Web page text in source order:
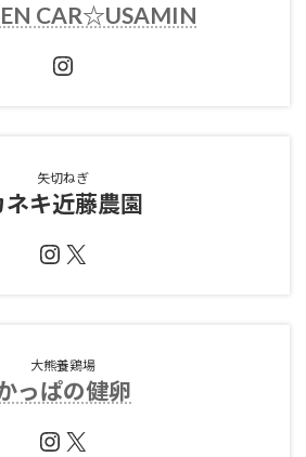
CAR☆USAMIN
Instagram
矢切ねぎ
ネキ近藤農園
Instagram
X
大熊養鶏場
っぱの健卵
Instagram
X